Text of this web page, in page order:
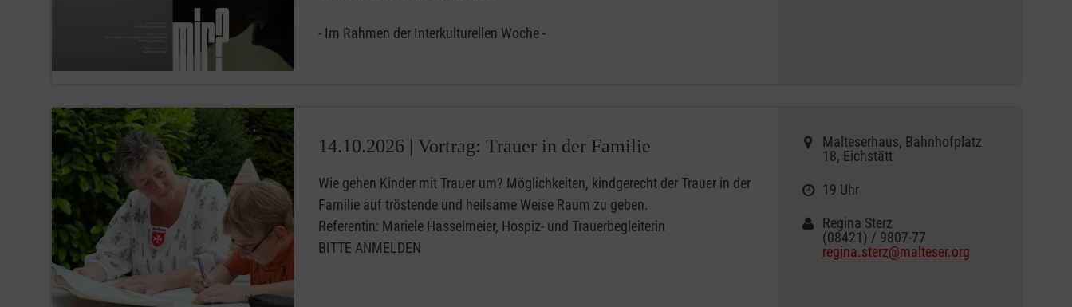
- Im Rahmen der Interkulturellen Woche -
14.10.2026 | Vortrag: Trauer in der Familie
Wie gehen Kinder mit Trauer um? Möglichkeiten, kindgerecht der Trauer in der
Familie auf tröstende und heilsame Weise Raum zu geben.
Referentin: Mariele Hasselmeier, Hospiz- und Trauerbegleiterin
BITTE ANMELDEN
Malteserhaus, Bahnhofplatz
18, Eichstätt
19 Uhr
Regina Sterz
(08421) / 9807-77
regina.sterz@malteser.org